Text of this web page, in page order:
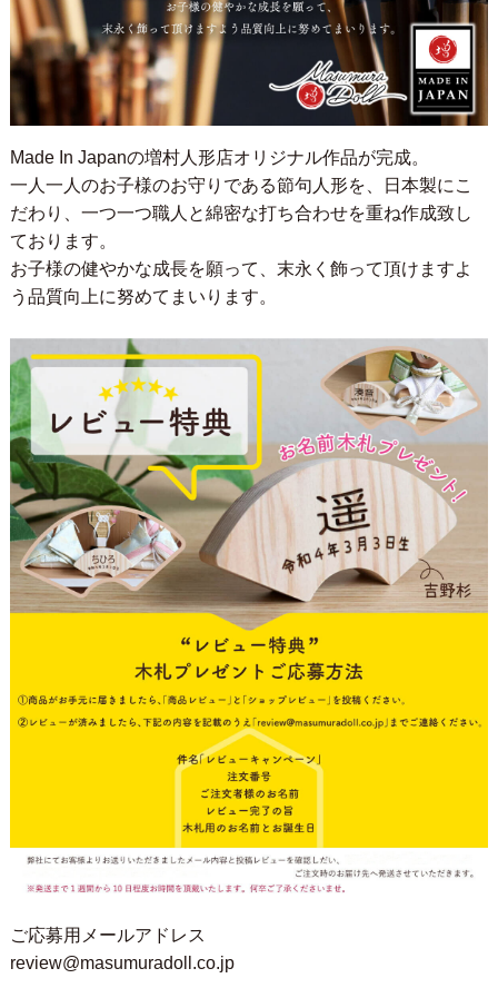
Made In Japanの増村人形店オリジナル作品が完成。
一人一人のお子様のお守りである節句人形を、日本製にこ
だわり、一つ一つ職人と綿密な打ち合わせを重ね作成致し
ております。
お子様の健やかな成長を願って、末永く飾って頂けますよ
う品質向上に努めてまいります。
ご応募用メールアドレス
review@masumuradoll.co.jp